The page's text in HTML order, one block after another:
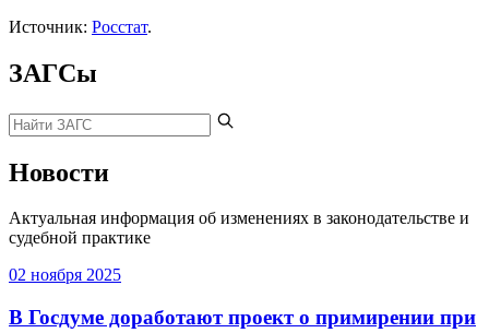
Источник: Росстат.
ЗАГСы
Новости
Актуальная информация об изменениях в законодательстве и
судебной практике
02 ноября 2025
В Госдуме доработают проект о примирении при